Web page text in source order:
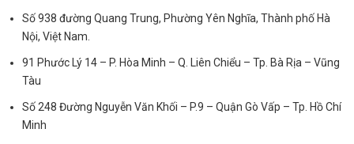
Số 938 đường Quang Trung, Phường Yên Nghĩa, Thành phố Hà
Nội, Việt Nam.
91 Phước Lý 14 – P. Hòa Minh – Q. Liên Chiểu – Tp. Bà Rịa – Vũng
Tàu
Số 248 Đường Nguyễn Văn Khối – P.9 – Quận Gò Vấp – Tp. Hồ Chí
Minh